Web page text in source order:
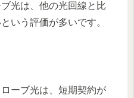
ブ光は、他の光回線と比
いう評価が多いです。
ローブ光は、短期契約が